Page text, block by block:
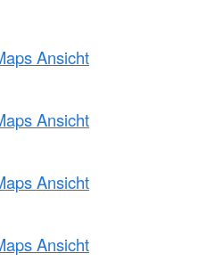
Ansicht
Ansicht
Ansicht
Ansicht